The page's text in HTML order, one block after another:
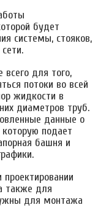
будет
системы, стояков,
для того,
потоки во всей
жидкости в
диаметров труб.
данные о
подает
башня и
также для
для монтажа